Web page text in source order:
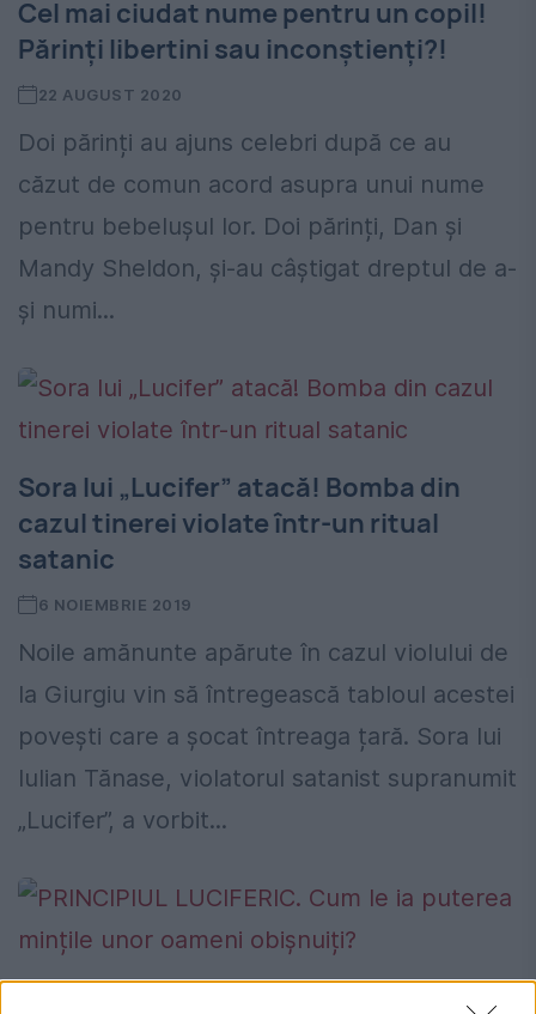
Cel mai ciudat nume pentru un copil!
Părinți libertini sau inconștienți?!
22 AUGUST 2020
Doi părinți au ajuns celebri după ce au
căzut de comun acord asupra unui nume
pentru bebelușul lor. Doi părinți, Dan și
Mandy Sheldon, și-au câștigat dreptul de a-
și numi...
Sora lui „Lucifer” atacă! Bomba din
cazul tinerei violate într-un ritual
satanic
6 NOIEMBRIE 2019
Noile amănunte apărute în cazul violului de
la Giurgiu vin să întregească tabloul acestei
povești care a șocat întreaga țară. Sora lui
Iulian Tănase, violatorul satanist supranumit
„Lucifer”, a vorbit...